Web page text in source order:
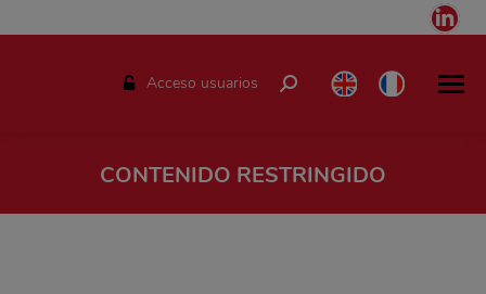
Acceso usuarios Buscar:
CONTENIDO RESTRINGIDO